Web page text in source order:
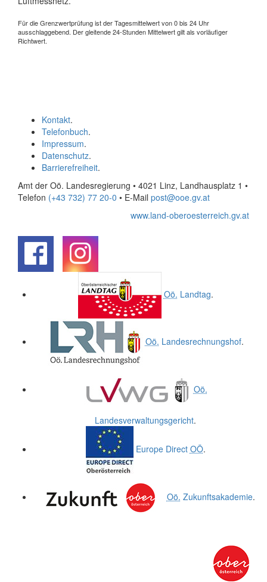
Für die Grenzwertprüfung ist der Tagesmittelwert von 0 bis 24 Uhr
ausschlaggebend. Der gleitende 24-Stunden Mittelwert gilt als vorläufiger
Richtwert.
Kontakt.
Telefonbuch.
Impressum.
Datenschutz.
Barrierefreiheit.
Amt der Oö. Landesregierung • 4021 Linz, Landhausplatz 1 •
Telefon (+43 732) 77 20-0 • E-Mail post@ooe.gv.at
www.land-oberoesterreich.gv.at
Oö. Landtag.
Oö. Landesrechnungshof.
Oö.
Landesverwaltungsgericht.
Europe Direct OÖ.
Oö. Zukunftsakademie.